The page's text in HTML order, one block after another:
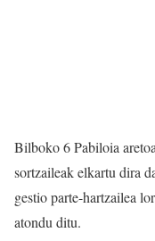
Bilboko 6 Pabiloia
sortzaileak elkartu dira
gestio parte-hartzailea
atondu ditu.